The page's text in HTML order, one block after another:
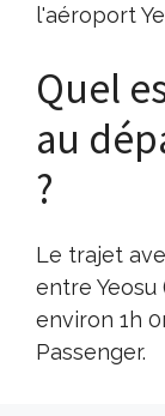
l'aéroport
Quel
au
?
Le trajet
entre Yeosu
environ 1h
Passenger.